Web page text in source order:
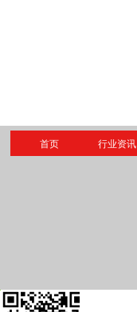
首页 行业资讯